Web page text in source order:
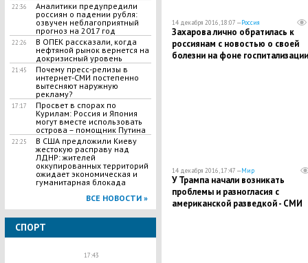
22:36
Аналитики предупредили
россиян о падении рубля:
озвучен неблагоприятный
прогноз на 2017 год
22:26
В ОПЕК рассказали, когда
нефтяной рынок вернется на
докризисный уровень
21:45
Почему пресс-релизы в
интернет-СМИ постепенно
вытесняют наружную
рекламу?
17:17
Просвет в спорах по
Курилам: Россия и Япония
могут вместе использовать
острова – помощник Путина
22:25
​В США предложили Киеву
жестокую расправу над
ЛДНР: жителей
оккупированных территорий
ожидает экономическая и
гуманитарная блокада
ВСЕ НОВОСТИ »
СПОРТ
17:43
14 декабря 2016, 18:07 —Россия
Захарова лично обратилась к
россиянам с новостью о своей
болезни на фоне
14 декабря 2016, 17:47 —Мир
У Трампа начали возникать
проблемы и разногласия с
американской разведкой - СМИ